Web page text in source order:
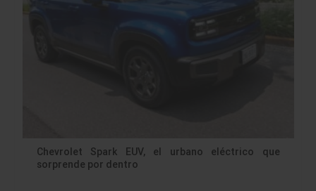
Chevrolet Spark EUV, el urbano eléctrico que
sorprende por dentro